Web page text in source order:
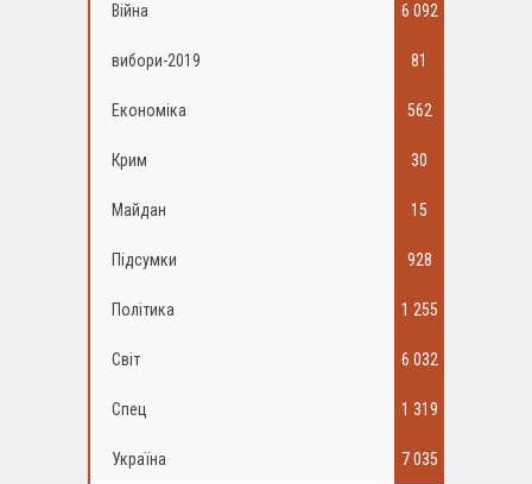
Війна 6 092
вибори-2019 81
Економіка 562
Крим 30
Майдан 15
Підсумки 928
Політика 1 255
Світ 6 032
Спец 1 319
Україна 7 035